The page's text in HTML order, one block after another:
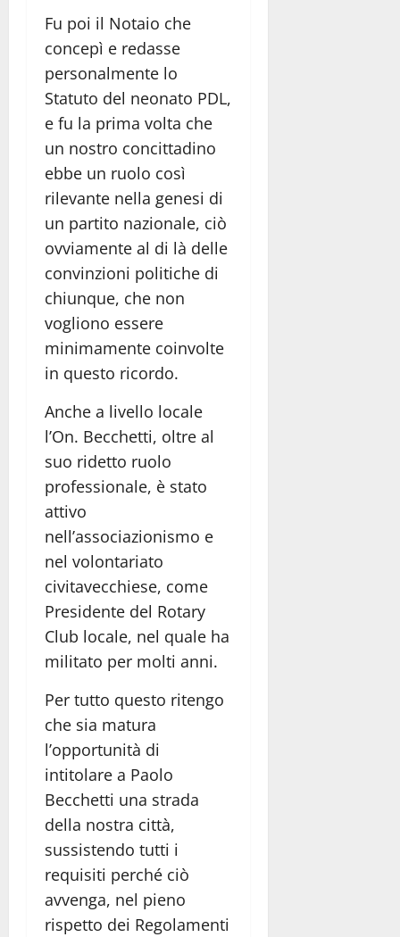
Fu poi il Notaio che
concepì e redasse
personalmente lo
Statuto del neonato PDL,
e fu la prima volta che
un nostro concittadino
ebbe un ruolo così
rilevante nella genesi di
un partito nazionale, ciò
ovviamente al di là delle
convinzioni politiche di
chiunque, che non
vogliono essere
minimamente coinvolte
in questo ricordo.
Anche a livello locale
l’On. Becchetti, oltre al
suo ridetto ruolo
professionale, è stato
attivo
nell’associazionismo e
nel volontariato
civitavecchiese, come
Presidente del Rotary
Club locale, nel quale ha
militato per molti anni.
Per tutto questo ritengo
che sia matura
l’opportunità di
intitolare a Paolo
Becchetti una strada
della nostra città,
sussistendo tutti i
requisiti perché ciò
avvenga, nel pieno
rispetto dei Regolamenti